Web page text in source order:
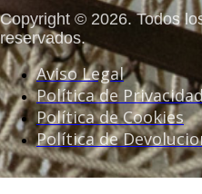
Copyright © 2026. Todos
reservados.
Aviso Legal
Política de
Política de Cookies
Política de